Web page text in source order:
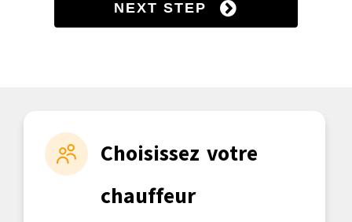
Choisissez votre
chauffeur